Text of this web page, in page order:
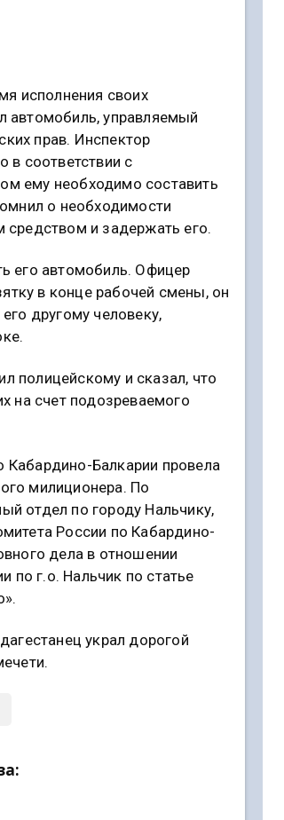
исполнения своих
автомобиль, управляемый
прав. Инспектор
в соответствии с
ему необходимо составить
о необходимости
средством и задержать его.
его автомобиль. Офицер
в конце рабочей смены, он
другому человеку,
полицейскому и сказал, что
на счет подозреваемого
Балкарии провела
милиционера. По
отдел по городу Нальчику,
России по Кабардино-
дела в отношении
г.о. Нальчик по статье
украл дорогой